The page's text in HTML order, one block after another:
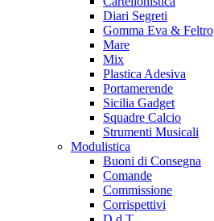
Diari Segreti
Gomma Eva & Feltro
Mare
Mix
Plastica Adesiva
Portamerende
Sicilia Gadget
Squadre Calcio
Strumenti Musicali
Modulistica
Buoni di Consegna
Comande
Commissione
Corrispettivi